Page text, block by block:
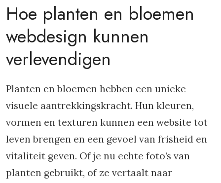
Hoe planten en bloemen
webdesign kunnen
verlevendigen
Planten en bloemen hebben een unieke
visuele aantrekkingskracht. Hun kleuren,
vormen en texturen kunnen een website tot
leven brengen en een gevoel van frisheid en
vitaliteit geven. Of je nu echte foto’s van
planten gebruikt, of ze vertaalt naar